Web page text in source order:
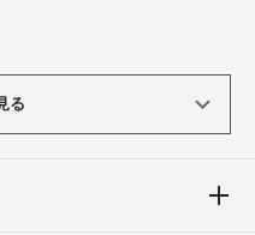
、ハイウエストデザインでスタイ
る